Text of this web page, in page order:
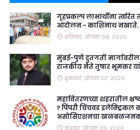
गृहप्रकल्प लाभार्थींना त्वरित
आंदोलन - काशिनाथ नखाते.
शनिवार, ऑगस्ट ०८, २०२६
मुंबई-पुणे द्रुतगती
राजकीय नेते तुषार भूमकर
शुक्रवार, ऑगस्ट ०७, २०२६
महावितरणच्या शहरातील
? पिंपरी चिंचवड इलेक्ट्रिकल
असोसिएशनचा
बुधवार, ऑगस्ट ०५, २०२६